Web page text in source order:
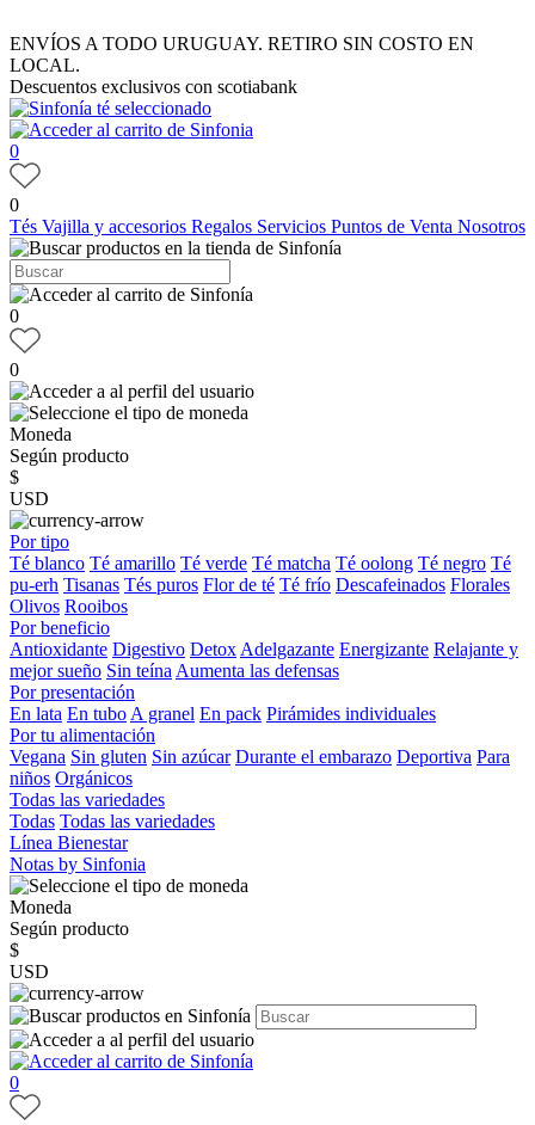
ENVÍOS A TODO URUGUAY. RETIRO SIN COSTO EN
LOCAL.
Descuentos exclusivos con scotiabank
0
0
Tés Vajilla y accesorios Regalos Servicios Puntos de Venta Nosotros
0
0
Moneda
Según producto
$
USD
Por tipo
Té blanco Té amarillo Té verde Té matcha Té oolong Té negro Té
pu-erh Tisanas Tés puros Flor de té Té frío Descafeinados Florales
Olivos Rooibos
Por beneficio
Antioxidante Digestivo Detox Adelgazante Energizante Relajante y
mejor sueño Sin teína Aumenta las defensas
Por presentación
En lata En tubo A granel En pack Pirámides individuales
Por tu alimentación
Vegana Sin gluten Sin azúcar Durante el embarazo Deportiva Para
niños Orgánicos
Todas las variedades
Todas Todas las variedades
Línea Bienestar
Notas by Sinfonia
Moneda
Según producto
$
USD
0